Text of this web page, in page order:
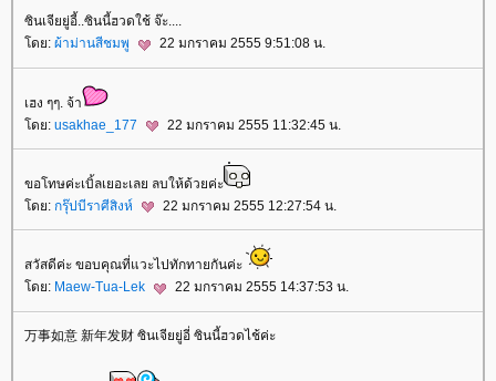
ซินเจียยู่อี้..ซินนี้ฮวดใช้ จ๊ะ....
ดย: ผ้าม่านสีชมพู 22 มกราคม 2555 9:51:08 น.
เฮง ๆๆ. จ้า
ดย: usakhae_177 22 มกราคม 2555 11:32:45 น.
ขอโทษค่ะเบิ้ลเยอะเลย ลบให้ด้วยค่ะ
ดย: กรุ๊ปบีราศีสิงห์ 22 มกราคม 2555 12:27:54 น.
สวัสดีค่ะ ขอบคุณที่แวะไปทักทายกันค่ะ
ดย: Maew-Tua-Lek 22 มกราคม 2555 14:37:53 น.
万事如意 新年发财 ซินเจียยู่อี่ ซินนี้ฮวดไช้ค่ะ